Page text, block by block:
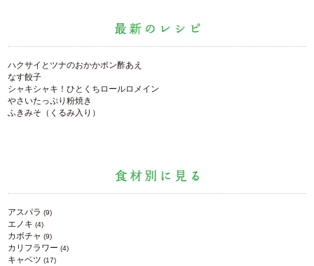
ハクサイとツナのおかかポン酢あえ
なす餃子
シャキシャキ！ひとくちロールロメイン
やさいたっぷり粉焼き
ふきみそ（くるみ入り）
アスパラ (9)
エノキ (4)
カボチャ (9)
カリフラワー (4)
キャベツ (17)